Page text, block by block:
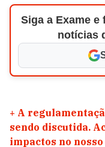
Siga a Exame
notícias
+ A
sendo discutida.
impactos no